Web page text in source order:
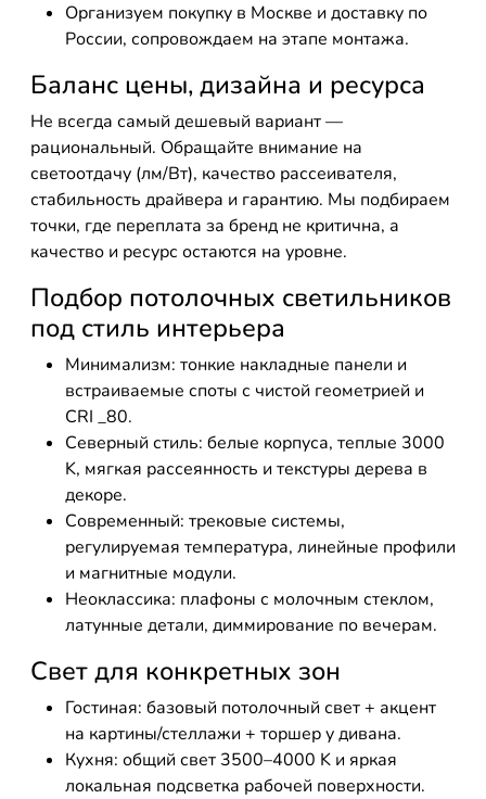
Организуем покупку в Москве и доставку по
России, сопровождаем на этапе монтажа.
Баланс цены, дизайна и ресурса
Не всегда самый дешевый вариант —
рациональный. Обращайте внимание на
светоотдачу (лм/Вт), качество рассеивателя,
стабильность драйвера и гарантию. Мы подбираем
точки, где переплата за бренд не критична, а
качество и ресурс остаются на уровне.
Подбор потолочных светильников
под стиль интерьера
Минимализм: тонкие накладные панели и
встраиваемые споты с чистой геометрией и
CRI _80.
Северный стиль: белые корпуса, теплые 3000
K, мягкая рассеянность и текстуры дерева в
декоре.
Современный: трековые системы,
регулируемая температура, линейные профили
и магнитные модули.
Неоклассика: плафоны с молочным стеклом,
латунные детали, диммирование по вечерам.
Свет для конкретных зон
Гостиная: базовый потолочный свет + акцент
на картины/стеллажи + торшер у дивана.
Кухня: общий свет 3500–4000 K и яркая
локальная подсветка рабочей поверхности.